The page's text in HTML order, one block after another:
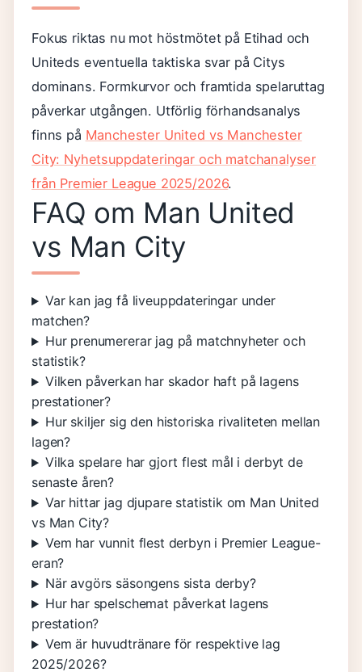
Fokus riktas nu mot höstmötet på Etihad och
Uniteds eventuella taktiska svar på Citys
dominans. Formkurvor och framtida spelaruttag
påverkar utgången. Utförlig förhandsanalys
finns på Manchester United vs Manchester
City: Nyhetsuppdateringar och matchanalyser
från Premier League 2025/2026.
FAQ om Man United
vs Man City
Var kan jag få liveuppdateringar under
matchen?
Hur prenumererar jag på matchnyheter och
statistik?
Vilken påverkan har skador haft på lagens
prestationer?
Hur skiljer sig den historiska rivaliteten mellan
lagen?
Vilka spelare har gjort flest mål i derbyt de
senaste åren?
Var hittar jag djupare statistik om Man United
vs Man City?
Vem har vunnit flest derbyn i Premier League-
eran?
När avgörs säsongens sista derby?
Hur har spelschemat påverkat lagens
prestation?
Vem är huvudtränare för respektive lag
2025/2026?